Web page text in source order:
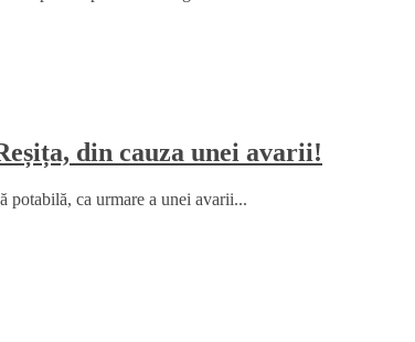
din cauza unei avarii!
potabilă, ca urmare a unei avarii...